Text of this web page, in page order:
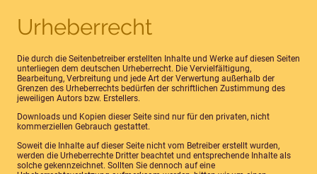
Urheberrecht
Die durch die Seitenbetreiber erstellten Inhalte und Werke auf diesen Seiten
unterliegen dem deutschen Urheberrecht. Die Vervielfältigung,
Bearbeitung, Verbreitung und jede Art der Verwertung außerhalb der
Grenzen des Urheberrechts bedürfen der schriftlichen Zustimmung des
jeweiligen Autors bzw. Erstellers.
Downloads und Kopien dieser Seite sind nur für den privaten, nicht
kommerziellen Gebrauch gestattet.
Soweit die Inhalte auf dieser Seite nicht vom Betreiber erstellt wurden,
werden die Urheberrechte Dritter beachtet und entsprechende Inhalte als
solche gekennzeichnet. Sollten Sie dennoch auf eine